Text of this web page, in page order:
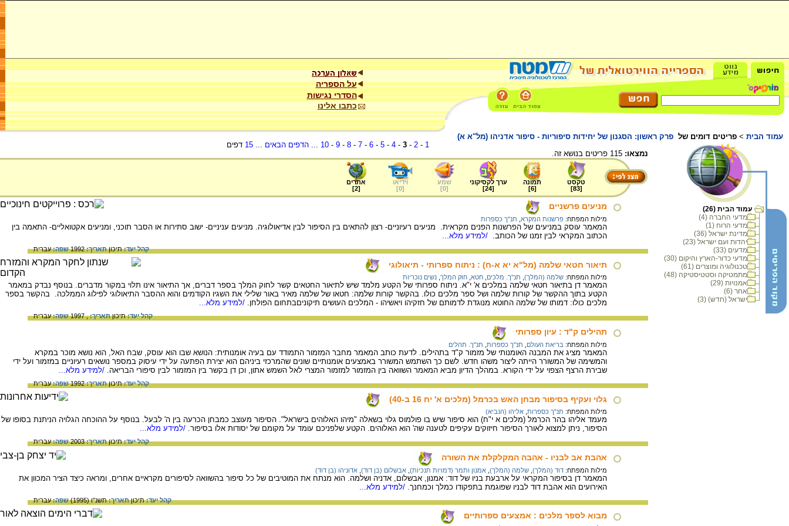
על הספריה
הסדרי נגישות
כתבו אלינו
עמוד הבית > פריטים דומים של פרק ראשון: הסגנון של יחידות סיפוריות - סיפור אדניהו (מל"א א)
עמוד הבית (26)
מדעי החברה (4)
מדעי הרוח (1)
מדינת ישראל (36)
יהדות ועם ישראל (23)
מדעים (33)
מדעי כדור-הארץ והיקום (30)
טכנולוגיה ומוצרים (61)
מתמטיקה וסטטיסטיקה (48)
אמנויות (29)
אחר (6)
ישראל (חדש) (3)
1
-
2
-
3
-
4
-
5
-
6
-
7
-
8
-
9
-
10
...הדפים הבאים ...
15 דפים
נמצאו:
טקסט
[
83
]
תמונה
[
6
]
ערך לקסיקוני
[
24
]
שמע
[
0
]
וידיאו
[
0
]
אתרים
[
2
]
מניעים פרשניים
מילות המפתח: פרשנות המקרא תנ"ך כספרות
המאמר עוסק במניעים של הפרשנות הפנים מקראית. מניעים רעיוניים- רצון להתאים בין הסיפור לבין אדיאולוגיה. מניעים עניניים- ישוב סתירות או הסבר תוכני, ומניעים אקטואליים- התאמה בין
הכתוב המקראי לבין זמנו של הכותב. /למידע מלא...
קהל יעד:תיכוןתאריך:1992 שפה:עברית
תיאור חטאי שלמה (מל"א יא א-ח) : ניתוח ספרותי - תיאולוגי
מילות המפתח: שלמה (המלך) תנ"ך. מלכים חטא חוק המלך נשים נוכריות
המאמר דן בתיאור חטאי שלמה במלכים א' י"א. ניתוח ספרותי של הקטע מלמד שיש לתיאור החטאים קשר לחוק המלך בספר דברים, אך התיאור אינו תלוי במקור מדברים. בנוסף נבדק במאמר
הקטע בתוך ההקשר של קורות שלמה ושל ספר מלכים כולו. בהקשר קורות שלמה: חטאו של שלמה מאיר באור שלילי את השגיו הקודמים והוא ההסבר התיאולוגי לפילוג הממלכה. בהקשר בספר
מלכים כולו: דמותו של שלמה החוטא מנוגדת לדמותם של חזקיהו ויאשיהו - המלכים העושים תיקוניםבתחום הפולחן. /למידע מלא...
קהל יעד:תיכוןתאריך:, 1997 שפה:עברית
תהילים ק"ד : עיון ספרותי
מילות המפתח: בריאת העולם תנ"ך כספרות תנ"ך. תהלים
המאמר מציג את המבנה האומנותי של מזמור ק"ד בתהילים. לדעת כותב המאמר מחבר המזמור התמודד עם בעיה אומנותית: הנושא שבו הוא עוסק, שבח האל, הוא נושא מוכר במקרא
והמשימה של המשורר הייתה ליצור משהו חדש. לשם כך השתמש המשורר באמצעים אומנותיים שונים שהמרכזי ביניהם הוא יצירת הפתעה על ידי עיסוק במספר נושאים רעיוניים במזמור ועל ידי
שבירת הרצף הצפוי על ידי הקורא. במהלך הדיון מביא המאמר השוואה בין המזמור למזמור המצרי לאל השמש אתון, וכן דן בקשר בין המזמור לבין סיפורי הבריאה. /למידע מלא...
קהל יעד:תיכוןתאריך:1992 שפה:עברית
גלוי ועקיף בסיפור מבחן האש בכרמל (מלכים א' יח 16 ב-40)
מילות המפתח: תנ"ך כספרות אליהו (הנביא)
מעמד אליהו בהר הכרמל (מלכים א י"ח) הוא סיפור שיש בו פולמוס גלוי בשאלה "מיהו האלוהים בישראל". הסיפור מעוצב כמבחן הכרעה בין ה' לבעל. בנוסף על ההוכחה הגלויה הניתנת בסופו של
הסיפור, ניתן למצוא לאורך הסיפור חיזוקים עקיפים לטענה שה' הוא האלוהים. הקטע שלפניכם עומד על מקומם של יסודות אלו בסיפור. /למידע מלא...
קהל יעד:תיכוןתאריך:2003 שפה:עברית
אהבת אב לבניו - אהבה המקלקלת את השורה
מילות המפתח: דוד (המלך) שלמה (המלך) אמנון ותמר (דמויות תנכיות) אבשלום (בן דוד) אדוניהו (בן דוד)
המאמר דן בסיפור המקראי על ארבעת בניו של דוד: אמנון, אבשלום, אדניה ושלמה. הוא מנתח את המוטיבים של כל סיפור בהשוואה לסיפורים מקראיים אחרים, ומראה כיצד הציר המכוון את
האירועים הוא אהבת דוד לבניו שפוגמת בתפקודו כמלך וכמחנך. /למידע מלא...
קהל יעד:תיכוןתאריך:תשנ"ו (1995) שפה:עברית
מבוא לספר מלכים : אמצעים ספרותיים